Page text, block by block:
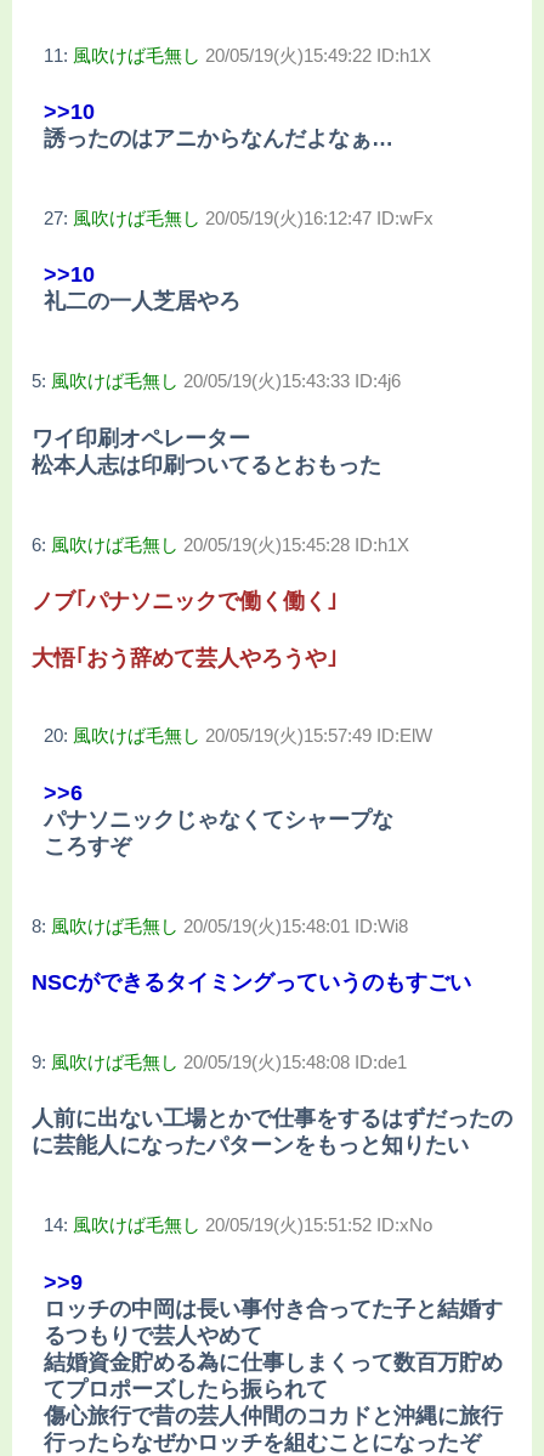
11: 風吹けば毛無し 20/05/19(火)15:49:22 ID:h1X
>>10
誘ったのはアニからなんだよなぁ…
27: 風吹けば毛無し 20/05/19(火)16:12:47 ID:wFx
>>10
礼二の一人芝居やろ
5: 風吹けば毛無し 20/05/19(火)15:43:33 ID:4j6
ワイ印刷オペレーター
松本人志は印刷ついてるとおもった
6: 風吹けば毛無し 20/05/19(火)15:45:28 ID:h1X
ノブ｢パナソニックで働く働く｣
大悟｢おう辞めて芸人やろうや｣
20: 風吹けば毛無し 20/05/19(火)15:57:49 ID:ElW
>>6
パナソニックじゃなくてシャープな
ころすぞ
8: 風吹けば毛無し 20/05/19(火)15:48:01 ID:Wi8
NSCができるタイミングっていうのもすごい
9: 風吹けば毛無し 20/05/19(火)15:48:08 ID:de1
人前に出ない工場とかで仕事をするはずだったの
に芸能人になったパターンをもっと知りたい
14: 風吹けば毛無し 20/05/19(火)15:51:52 ID:xNo
>>9
ロッチの中岡は長い事付き合ってた子と結婚す
るつもりで芸人やめて
結婚資金貯める為に仕事しまくって数百万貯め
てプロポーズしたら振られて
傷心旅行で昔の芸人仲間のコカドと沖縄に旅行
行ったらなぜかロッチを組むことになったぞ